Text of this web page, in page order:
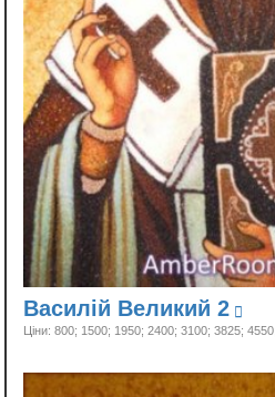
Василій Великий 2
Ціни: 800; 1500; 1950; 2400; 3100; 3825;